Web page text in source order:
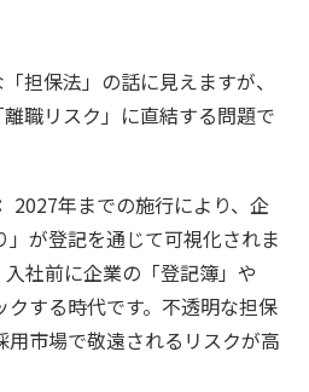
担保法」の話に見えますが、
職リスク」に直結する問題で
2027年までの施行により、企
が登記を通じて可視化されま
社前に企業の「登記簿」や
クする時代です。不透明な担保
用市場で敬遠されるリスクが高